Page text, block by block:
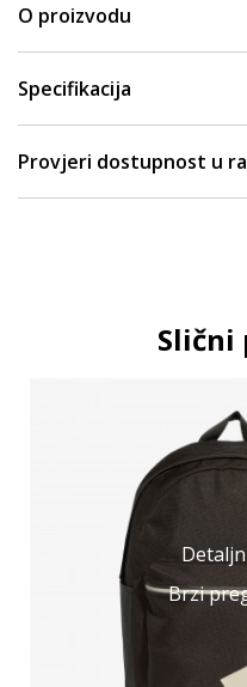
O proizvodu
Specifikacija
Provjeri dostupnost u
Slični
Brzi